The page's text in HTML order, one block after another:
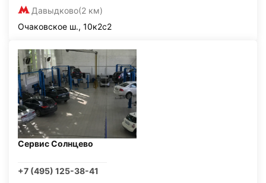
Давыдково(2 км)
Очаковское ш., 10к2с2
Сервис Солнцево
+7 (495) 125-38-41